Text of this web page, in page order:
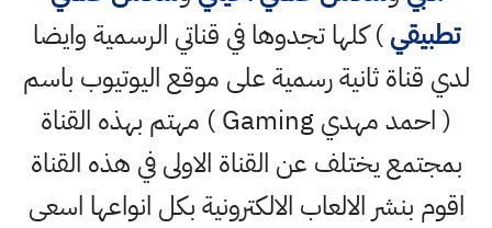
تطبيقي) كلها تجدوها في قناتي الرسمية وايضا
لدي قناة ثانية رسمية على موقع اليوتيوب باسم
( احمد مهدي Gaming ) مهتم بهذه القناة
بمجتمع يختلف عن القناة الاولى في هذه القناة
اقوم بنشر الالعاب الالكترونية بكل انواعها اسعى